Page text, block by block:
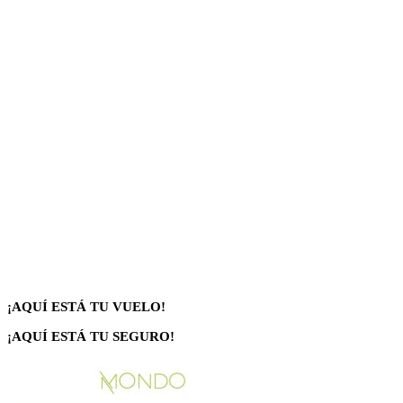
¡AQUÍ ESTÁ TU VUELO!
¡AQUÍ ESTÁ TU SEGURO!